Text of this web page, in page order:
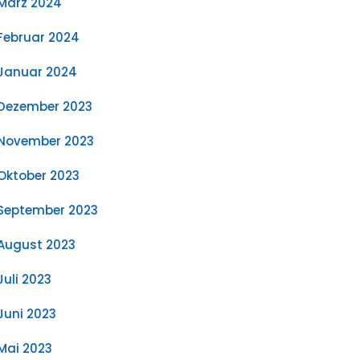
2024
2024
2023
2023
2023
2023
2023
2023
2023
2023